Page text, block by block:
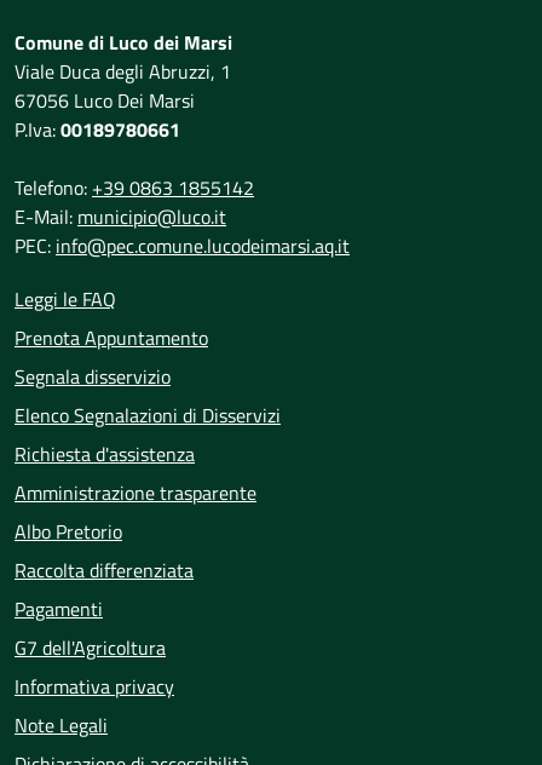
Comune di Luco dei Marsi
Viale Duca degli Abruzzi, 1
67056 Luco Dei Marsi
P.Iva:00189780661
Telefono: +39 0863 1855142
E-Mail: municipio@luco.it
PEC: info@pec.comune.lucodeimarsi.aq.it
Leggi le FAQ
Prenota Appuntamento
Segnala disservizio
Elenco Segnalazioni di Disservizi
Richiesta d'assistenza
Amministrazione trasparente
Albo Pretorio
Raccolta differenziata
Pagamenti
G7 dell'Agricoltura
Informativa privacy
Note Legali